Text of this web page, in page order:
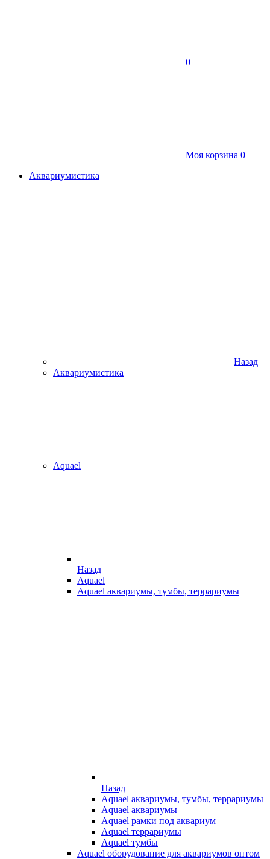
0
Моя корзина 0
Аквариумистика
Назад
Аквариумистика
Aquael
Назад
Aquael
Aquael аквариумы, тумбы, террариумы
Назад
Aquael аквариумы, тумбы, террариумы
Aquael аквариумы
Aquael рамки под аквариум
Aquael террариумы
Aquael тумбы
Aquael оборудование для аквариумов оптом